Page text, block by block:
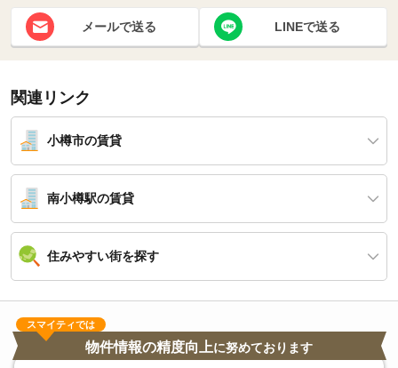
メールで送る LINEで送る
関連リンク
小樽市の賃貸
南小樽駅の賃貸
住みやすい街を探す
スマイティでは
物件情報の精度向上に努めております